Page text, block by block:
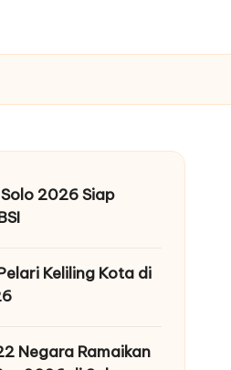
2026 Siap
Keliling Kota di
Negara Ramaikan